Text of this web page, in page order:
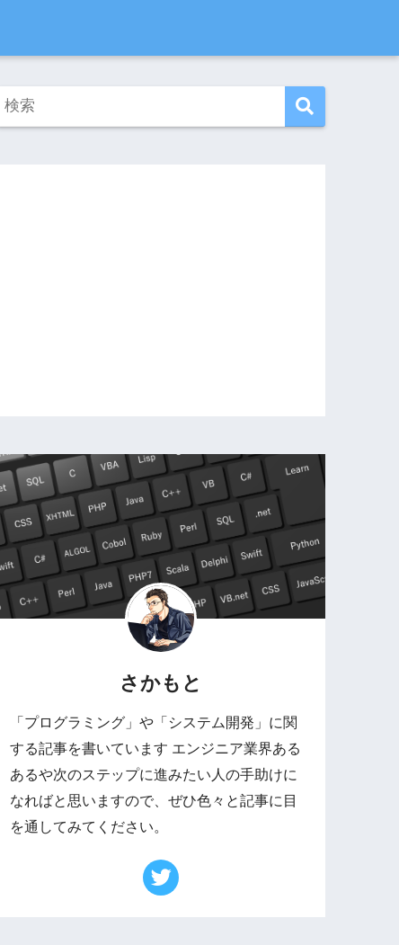
さかもと
「プログラミング」や「システム開発」に関
する記事を書いています エンジニア業界ある
あるや次のステップに進みたい人の手助けに
なればと思いますので、ぜひ色々と記事に目
を通してみてください。